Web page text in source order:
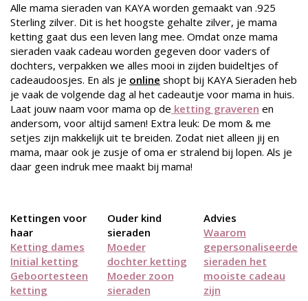
Alle mama sieraden van KAYA worden gemaakt van .925
Sterling zilver. Dit is het hoogste gehalte zilver, je mama
ketting gaat dus een leven lang mee. Omdat onze mama
sieraden vaak cadeau worden gegeven door vaders of
dochters, verpakken we alles mooi in zijden buideltjes of
cadeaudoosjes. En als je online shopt bij KAYA Sieraden heb
je vaak de volgende dag al het cadeautje voor mama in huis.
Laat jouw naam voor mama op de ketting graveren en
andersom, voor altijd samen! Extra leuk: De mom & me
setjes zijn makkelijk uit te breiden. Zodat niet alleen jij en
mama, maar ook je zusje of oma er stralend bij lopen. Als je
daar geen indruk mee maakt bij mama!
Kettingen voor
haar
Ketting dames
Initial ketting
Geboortesteen
ketting
Ouder kind
sieraden
Moeder
dochter ketting
Moeder zoon
sieraden
Advies
Waarom
gepersonaliseerde
sieraden het
mooiste cadeau
zijn